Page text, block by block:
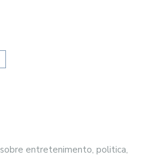
entretenimento, politica,